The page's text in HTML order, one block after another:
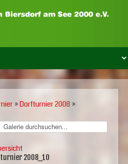
»Dorfturnier 2008 »
2008_10